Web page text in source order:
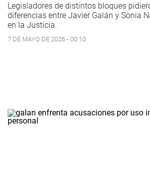
Legisladores de distintos bloques
diferencias entre Javier Galán y Sonia
en la Justicia.
7 DE MAYO DE 2026 - 00:10